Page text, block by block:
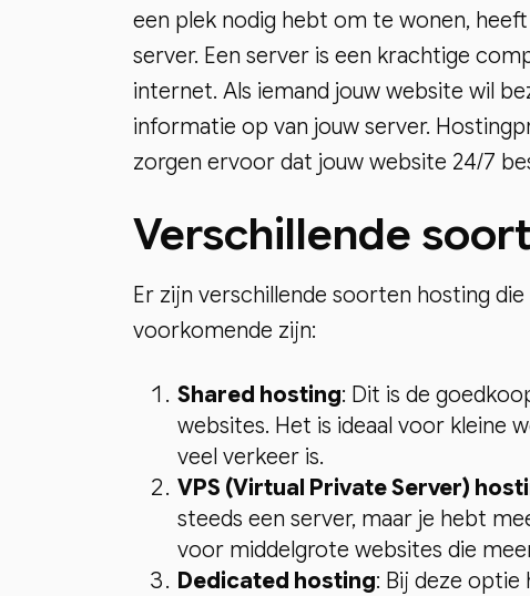
een plek nodig hebt om te wonen,
server. Een server is een krachtige
internet. Als iemand jouw website wil
informatie op van jouw server.
zorgen ervoor dat jouw website 24/7
Verschillende
Er zijn verschillende soorten hosting
voorkomende zijn:
Shared hosting: Dit is de
websites. Het is ideaal voor kleine
veel verkeer is.
VPS (Virtual Private Server)
steeds een server, maar je hebt
voor middelgrote websites die
Dedicated hosting: Bij deze optie